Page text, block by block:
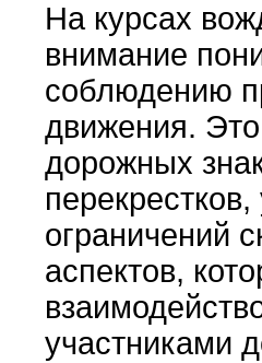
На курсах
внимание
соблюдению
движения.
дорожных
ограничений
аспектов,
участниками